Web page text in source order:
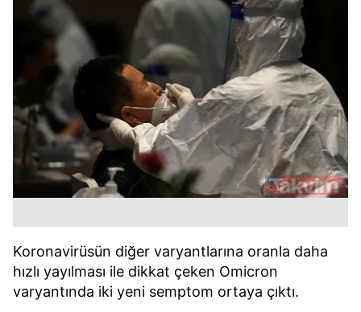
Koronavirüsün diğer varyantlarına oranla daha
hızlı yayılması ile dikkat çeken Omicron
varyantında iki yeni semptom ortaya çıktı.